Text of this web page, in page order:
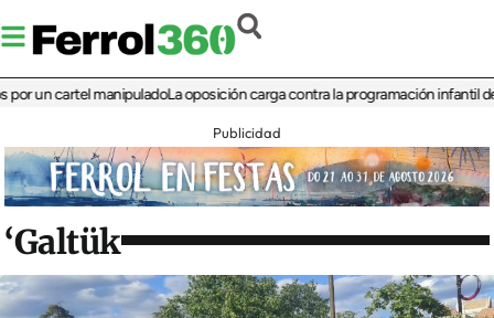
cartel manipuladoLa oposición carga contra la programación infantil de la
Publicidad
‘Galtük